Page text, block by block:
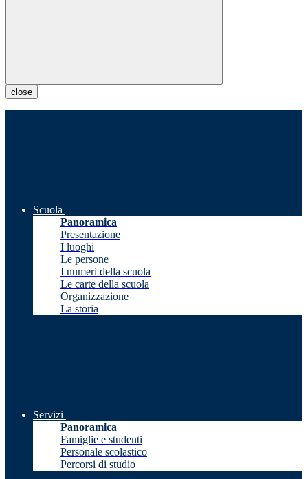
close
Scuola
Panoramica
Presentazione
I luoghi
Le persone
I numeri della scuola
Le carte della scuola
Organizzazione
La storia
Servizi
Panoramica
Famiglie e studenti
Personale scolastico
Percorsi di studio